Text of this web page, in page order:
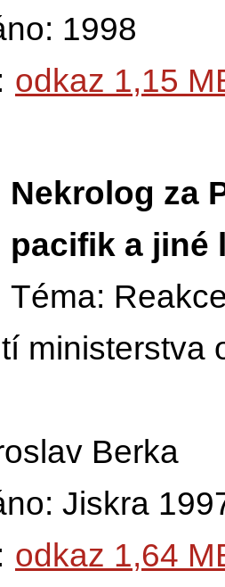
1998
odkaz 1,15
Nekrolog za
pacifik a jiné
Téma:
ministerstva
Berka
Jiskra
odkaz 1,64